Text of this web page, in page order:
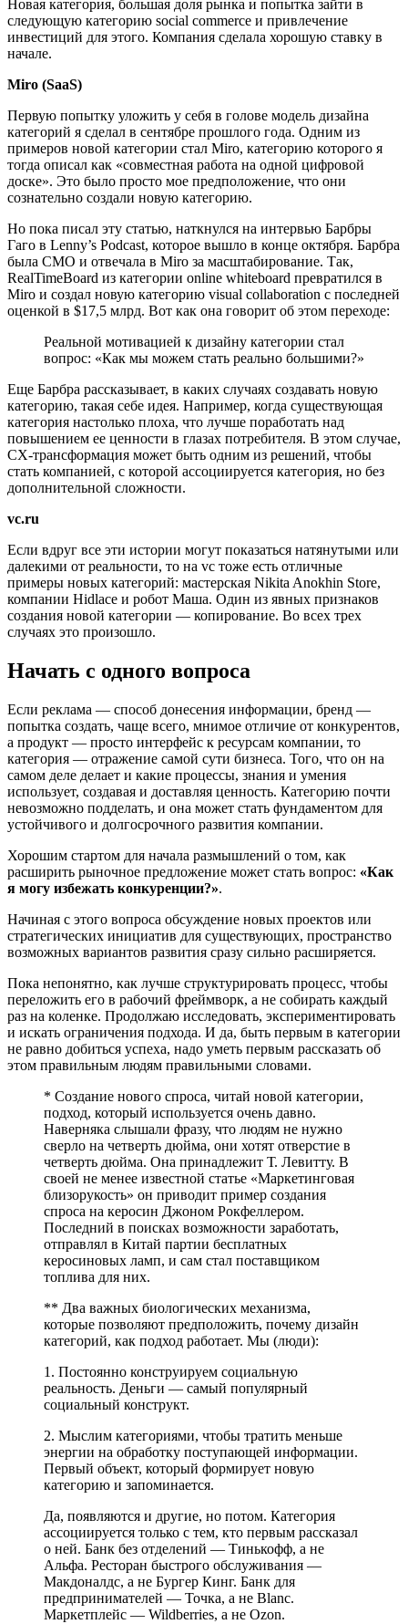
Новая категория, большая доля рынка и попытка зайти в
следующую категорию social commerce и привлечение
инвестиций для этого. Компания сделала хорошую ставку в
начале.
Miro (SaaS)
Первую попытку уложить у себя в голове модель дизайна
категорий я сделал в сентябре прошлого года. Одним из
примеров новой категории стал Miro, категорию которого я
тогда описал как «совместная работа на одной цифровой
доске». Это было просто мое предположение, что они
сознательно создали новую категорию.
Но пока писал эту статью, наткнулся на интервью Барбры
Гаго в Lenny’s Podcast, которое вышло в конце октября. Барбра
была CMO и отвечала в Miro за масштабирование. Так,
RealTimeBoard из категории online whiteboard превратился в
Miro и создал новую категорию visual collaboration c последней
оценкой в $17,5 млрд. Вот как она говорит об этом переходе:
Реальной мотивацией к дизайну категории стал
вопрос: «Как мы можем стать реально большими?»
Еще Барбра рассказывает, в каких случаях создавать новую
категорию, такая себе идея. Например, когда существующая
категория настолько плоха, что лучше поработать над
повышением ее ценности в глазах потребителя. В этом случае,
CX-трансформация может быть одним из решений, чтобы
стать компанией, с которой ассоциируется категория, но без
дополнительной сложности.
vc.ru
Если вдруг все эти истории могут показаться натянутыми или
далекими от реальности, то на vc тоже есть отличные
примеры новых категорий: мастерская Nikita Anokhin Store,
компании Hidlace и робот Маша. Один из явных признаков
создания новой категории — копирование. Во всех трех
случаях это произошло.
Начать с одного вопроса
Если реклама — способ донесения информации, бренд —
попытка создать, чаще всего, мнимое отличие от конкурентов,
а продукт — просто интерфейс к ресурсам компании, то
категория — отражение самой сути бизнеса. Того, что он на
самом деле делает и какие процессы, знания и умения
использует, создавая и доставляя ценность. Категорию почти
невозможно подделать, и она может стать фундаментом для
устойчивого и долгосрочного развития компании.
Хорошим стартом для начала размышлений о том, как
расширить рыночное предложение может стать вопрос: «Как
я могу избежать конкуренции?».
Начиная с этого вопроса обсуждение новых проектов или
стратегических инициатив для существующих, пространство
возможных вариантов развития сразу сильно расширяется.
Пока непонятно, как лучше структурировать процесс, чтобы
переложить его в рабочий фреймворк, а не собирать каждый
раз на коленке. Продолжаю исследовать, экспериментировать
и искать ограничения подхода. И да, быть первым в категории
не равно добиться успеха, надо уметь первым рассказать об
этом правильным людям правильными словами.
* Создание нового спроса, читай новой категории,
подход, который используется очень давно.
Наверняка слышали фразу, что людям не нужно
сверло на четверть дюйма, они хотят отверстие в
четверть дюйма. Она принадлежит Т. Левитту. В
своей не менее известной статье «Маркетинговая
близорукость» он приводит пример создания
спроса на керосин Джоном Рокфеллером.
Последний в поисках возможности заработать,
отправлял в Китай партии бесплатных
керосиновых ламп, и сам стал поставщиком
топлива для них.
** Два важных биологических механизма,
которые позволяют предположить, почему дизайн
категорий, как подход работает. Мы (люди):
1. Постоянно конструируем социальную
реальность. Деньги — самый популярный
социальный конструкт.
2. Мыслим категориями, чтобы тратить меньше
энергии на обработку поступающей информации.
Первый объект, который формирует новую
категорию и запоминается.
Да, появляются и другие, но потом. Категория
ассоциируется только с тем, кто первым рассказал
о ней. Банк без отделений — Тинькофф, а не
Альфа. Ресторан быстрого обслуживания —
Макдоналдс, а не Бургер Кинг. Банк для
предпринимателей — Точка, а не Blanc.
Маркетплейс — Wildberries, а не Ozon.